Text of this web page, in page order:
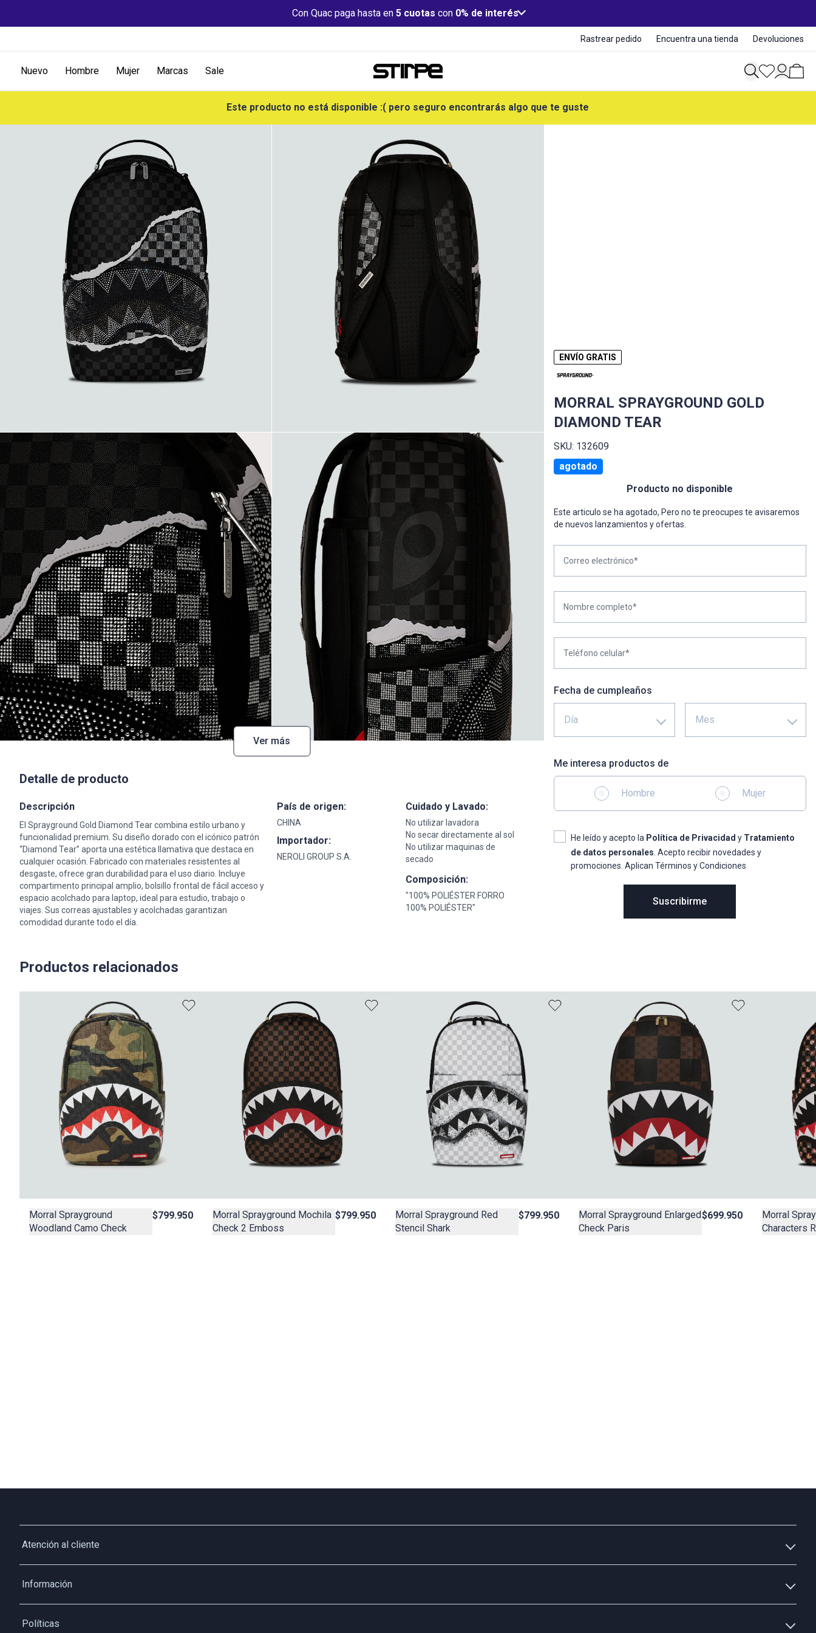
Con Quac paga hasta en 5 cuotas con 0% de interés
Rastrear pedido Encuentra una tienda Devoluciones
Nuevo Hombre Mujer Marcas Sale
Este producto no está disponible :( pero seguro encontrarás algo que te guste
Ver más
Detalle de producto
Descripción
El Sprayground Gold Diamond Tear combina estilo urbano y
funcionalidad premium. Su diseño dorado con el icónico patrón
“Diamond Tear” aporta una estética llamativa que destaca en
cualquier ocasión. Fabricado con materiales resistentes al
desgaste, ofrece gran durabilidad para el uso diario. Incluye
compartimento principal amplio, bolsillo frontal de fácil acceso y
espacio acolchado para laptop, ideal para estudio, trabajo o
viajes. Sus correas ajustables y acolchadas garantizan
comodidad durante todo el día.
País de origen:
CHINA
Importador:
NEROLI GROUP S.A.
Cuidado y Lavado:
No utilizar lavadora
No secar directamente al sol
No utilizar maquinas de
secado
Composición:
"100% POLIÉSTER FORRO
100% POLIÉSTER"
ENVÍO GRATIS
MORRAL SPRAYGROUND GOLD
DIAMOND TEAR
SKU: 132609
agotado
Producto no disponible
Este articulo se ha agotado, Pero no te preocupes te avisaremos
de nuevos lanzamientos y ofertas.
Correo electrónico*
Nombre completo*
Teléfono celular*
Fecha de cumpleaños
Día Mes
Me interesa productos de
Hombre Mujer
He leído y acepto la Política de Privacidad y Tratamiento
de datos personales . Acepto recibir novedades y
promociones. Aplican Términos y Condiciones
Suscribirme
Productos relacionados
Morral Sprayground
Woodland Camo Check
$799.950
Morral Sprayground Mochila
Check 2 Emboss
$799.950
Morral Sprayground Red
Stencil Shark
$799.950
Morral Sprayground Enlarged
Check Paris
$699.950
Morral
Characters
Atención al cliente
Whatsapp
Servicio al cliente
Información
Solicita tu cupo QUAC
Políticas